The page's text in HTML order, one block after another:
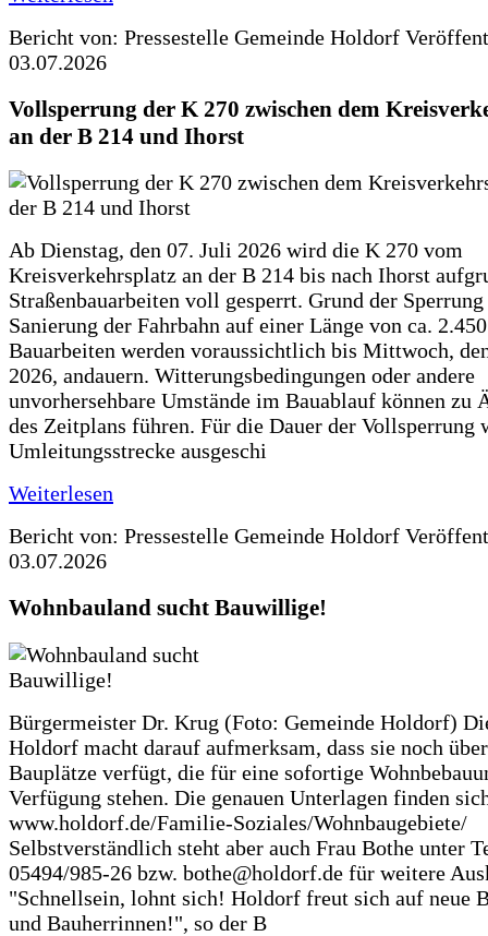
Bericht von: Pressestelle Gemeinde Holdorf
03.07.2026
Vollsperrung der K 270 zwischen dem
an der B 214 und Ihorst
Ab Dienstag, den 07. Juli 2026 wird die K 270 vom
Kreisverkehrsplatz an der B 214 bis nach Ihorst
Straßenbauarbeiten voll gesperrt. Grund der
Sanierung der Fahrbahn auf einer Länge von ca.
Bauarbeiten werden voraussichtlich bis Mittwoch,
2026, andauern. Witterungsbedingungen oder andere
unvorhersehbare Umstände im Bauablauf können zu
des Zeitplans führen. Für die Dauer der Vollsperrung
Umleitungsstrecke ausgeschi
Weiterlesen
Bericht von: Pressestelle Gemeinde Holdorf
03.07.2026
Wohnbauland sucht Bauwillige!
Bürgermeister Dr. Krug (Foto: Gemeinde Holdorf)
Holdorf macht darauf aufmerksam, dass sie noch
Bauplätze verfügt, die für eine sofortige
Verfügung stehen. Die genauen Unterlagen finden
www.holdorf.de/Familie-Soziales/Wohnbaugebiete/
Selbstverständlich steht aber auch Frau Bothe unter
05494/985-26 bzw. bothe@holdorf.de für weitere
"Schnellsein, lohnt sich! Holdorf freut sich auf neue
und Bauherrinnen!", so der B